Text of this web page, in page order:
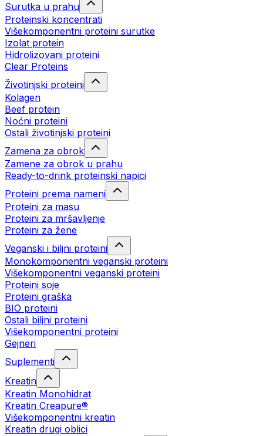
Surutka u prahu
Proteinski koncentrati
Višekomponentni proteini surutke
Izolat protein
Hidrolizovani proteini
Clear Proteins
Životinjski proteini
Kolagen
Beef protein
Noćni proteini
Ostali životinjski proteini
Zamena za obrok
Zamene za obrok u prahu
Ready-to-drink proteinski napici
Proteini prema nameni
Proteini za masu
Proteini za mršavljenje
Proteini za žene
Veganski i biljni proteini
Monokomponentni veganski proteini
Višekomponentni veganski proteini
Proteini soje
Proteini graška
BIO proteini
Ostali biljni proteini
Višekomponentni proteini
Gejneri
Suplementi
Kreatin
Kreatin Monohidrat
Kreatin Creapure®
Višekomponentni kreatin
Kreatin drugi oblici